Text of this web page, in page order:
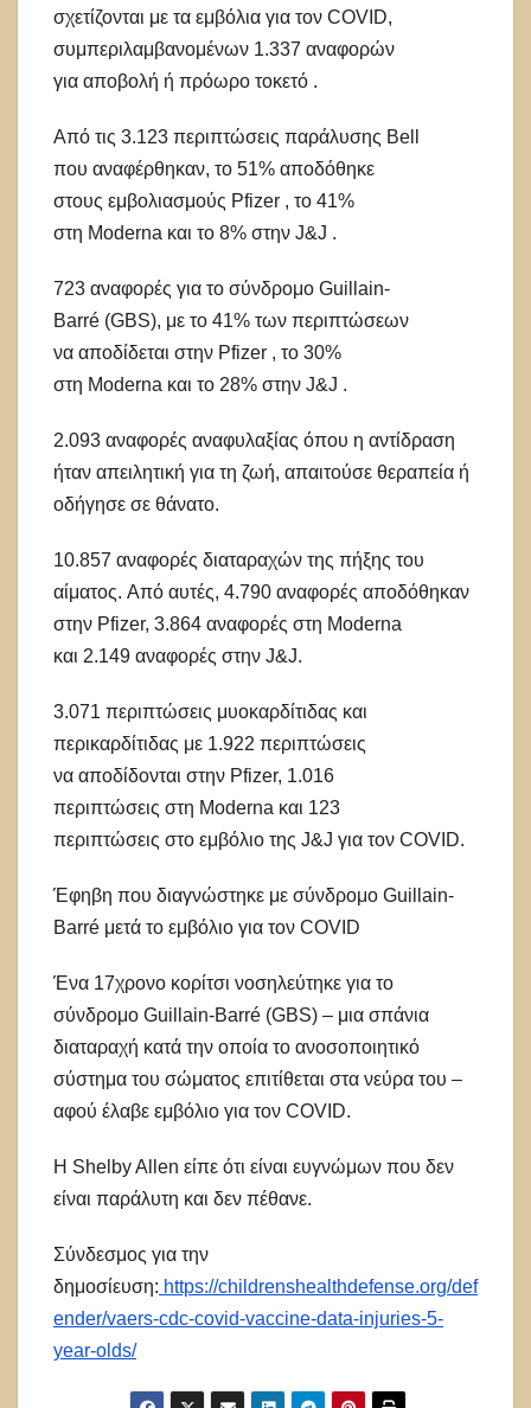
σχετίζονται με τα εμβόλια για τον COVID,
συμπεριλαμβανομένων 1.337 αναφορών
για αποβολή ή πρόωρο τοκετό .
Από τις 3.123 περιπτώσεις παράλυσης Bell
που αναφέρθηκαν, το 51% αποδόθηκε
στους εμβολιασμούς Pfizer , το 41% ​​
στη Moderna και το 8% στην J&J .
723 αναφορές για το σύνδρομο Guillain-
Barré (GBS), με το 41% ​​των περιπτώσεων
να αποδίδεται στην Pfizer , το 30%
στη Moderna και το 28% στην J&J .
2.093 αναφορές αναφυλαξίας όπου η αντίδραση
ήταν απειλητική για τη ζωή, απαιτούσε θεραπεία ή
οδήγησε σε θάνατο.
10.857 αναφορές διαταραχών της πήξης του
αίματος. Από αυτές, 4.790 αναφορές αποδόθηκαν
στην Pfizer, 3.864 αναφορές στη Moderna
και 2.149 αναφορές στην J&J.
3.071 περιπτώσεις μυοκαρδίτιδας και
περικαρδίτιδας με 1.922 περιπτώσεις
να αποδίδονται στην Pfizer, 1.016
περιπτώσεις στη Moderna και 123
περιπτώσεις στο εμβόλιο της J&J για τον COVID.
Έφηβη που διαγνώστηκε με σύνδρομο Guillain-
Barré μετά το εμβόλιο για τον COVID
Ένα 17χρονο κορίτσι νοσηλεύτηκε για το
σύνδρομο Guillain-Barré (GBS) – μια σπάνια
διαταραχή κατά την οποία το ανοσοποιητικό
σύστημα του σώματος επιτίθεται στα νεύρα του –
αφού έλαβε εμβόλιο για τον COVID.
Η Shelby Allen είπε ότι είναι ευγνώμων που δεν
είναι παράλυτη και δεν πέθανε.
Σύνδεσμος για την
δημοσίευση: https://childrenshealthdefense.org/def
ender/vaers-cdc-covid-vaccine-data-injuries-5-
year-olds/